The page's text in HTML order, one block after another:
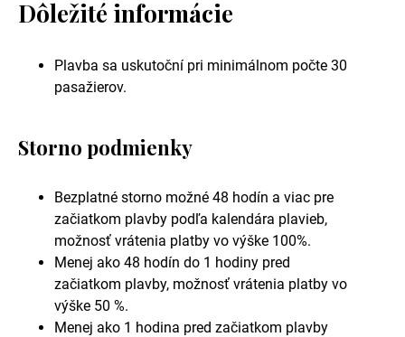
Dôležité informácie
Plavba sa uskutoční pri minimálnom počte 30
pasažierov.
Storno podmienky
Bezplatné storno možné 48 hodín a viac pre
začiatkom plavby podľa kalendára plavieb,
možnosť vrátenia platby vo výške 100%.
Menej ako 48 hodín do 1 hodiny pred
začiatkom plavby, možnosť vrátenia platby vo
výške 50 %.
Menej ako 1 hodina pred začiatkom plavby